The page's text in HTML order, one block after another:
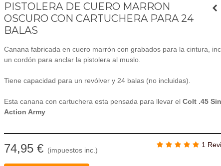
PISTOLERA DE CUERO MARRON
OSCURO CON CARTUCHERA PARA 24
BALAS
Canana fabricada en cuero marrón con grabados para la cintura,
un cordón para anclar la pistolera al muslo.
Tiene capacidad para un revólver y 24 balas (no incluidas).
Esta canana con cartuchera esta pensada para llevar el Colt .45
Action Army
74,95 € (impuestos inc.)
1